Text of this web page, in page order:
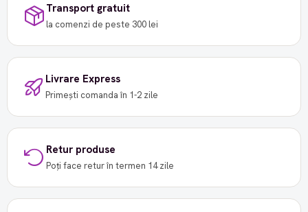
Transport gratuit
la comenzi de peste 300 lei
Livrare Express
Primești comanda în 1-2 zile
Retur produse
Poți face retur în termen 14 zile